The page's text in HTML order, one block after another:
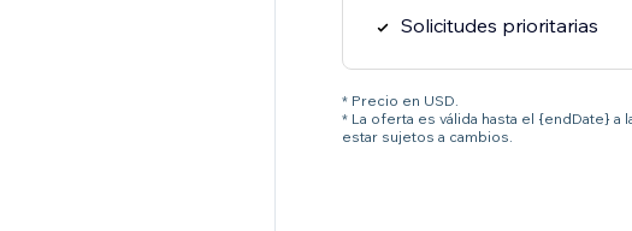
Solicitudes prioritarias
* Precio en USD.
* La oferta es válida hasta el {endDate}
estar sujetos a cambios.